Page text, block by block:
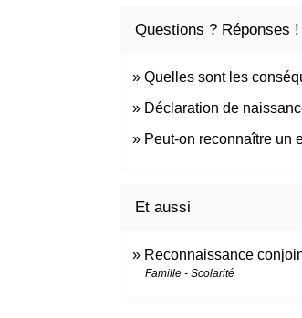
Questions ? Réponses !
Quelles sont les
Déclaration de
Peut-on reconnaître un
Et aussi
Reconnaissance
Famille - Scolarité